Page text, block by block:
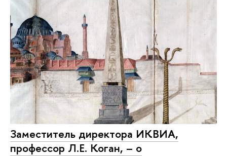
Заместитель директора ИКВИА,
профессор Л.Е. Коган, – о